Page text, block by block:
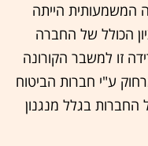
המשמעותית הייתה
הכולל של החברה
זו למשבר הקורונה
ע"י חברות הביטוח
החברות בגלל מנגנון